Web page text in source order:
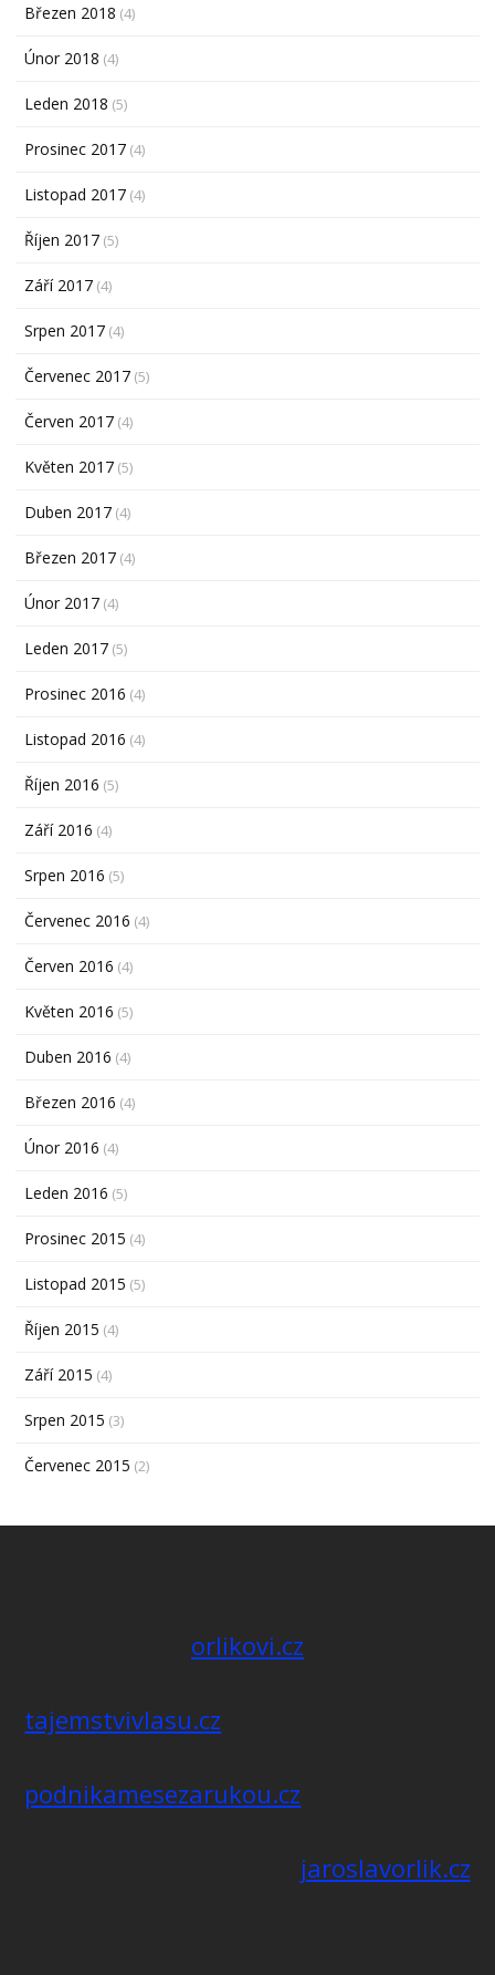
Březen 2018 (4)
Únor 2018 (4)
Leden 2018 (5)
Prosinec 2017 (4)
Listopad 2017 (4)
Říjen 2017 (5)
Září 2017 (4)
Srpen 2017 (4)
Červenec 2017 (5)
Červen 2017 (4)
Květen 2017 (5)
Duben 2017 (4)
Březen 2017 (4)
Únor 2017 (4)
Leden 2017 (5)
Prosinec 2016 (4)
Listopad 2016 (4)
Říjen 2016 (5)
Září 2016 (4)
Srpen 2016 (5)
Červenec 2016 (4)
Červen 2016 (4)
Květen 2016 (5)
Duben 2016 (4)
Březen 2016 (4)
Únor 2016 (4)
Leden 2016 (5)
Prosinec 2015 (4)
Listopad 2015 (5)
Říjen 2015 (4)
Září 2015 (4)
Srpen 2015 (3)
Červenec 2015 (2)
orlikovi.cz
tajemstvivlasu.cz
podnikamesezarukou.cz
jaroslavorlik.cz